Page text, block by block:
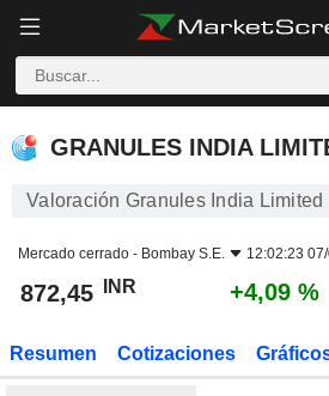
GRANULES INDIA LIMITED
GRANULES INDIA
Valoración Granules India Limited
Mercado cerrado - Bombay S.E. 12:02:23
872,45 INR +4,09 %
Resumen Cotizaciones